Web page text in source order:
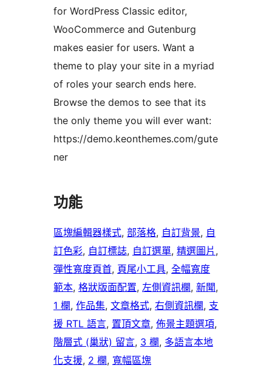
for WordPress Classic editor,
WooCommerce and Gutenburg
makes easier for users. Want a
theme to play your site in a myriad
of roles your search ends here.
Browse the demos to see that its
the only theme you will ever want:
https://demo.keonthemes.com/gute
ner
功能
區塊編輯器樣式, 部落格, 自訂背景, 自
訂色彩, 自訂標誌, 自訂選單, 精選圖片
彈性寬度頁首, 頁尾小工具, 全幅寬度
範本, 格狀版面配置, 左側資訊欄, 新聞
1 欄, 作品集, 文章格式, 右側資訊欄, 支
援 RTL 語言, 置頂文章, 佈景主題選項
階層式 (巢狀) 留言, 3 欄, 多語言本地
化支援, 2 欄, 寬幅區塊